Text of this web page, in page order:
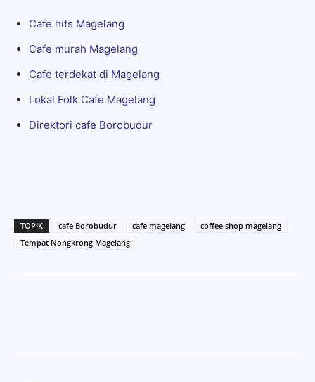
Cafe hits Magelang
Cafe murah Magelang
Cafe terdekat di Magelang
Lokal Folk Cafe Magelang
Direktori cafe Borobudur
TOPIK cafe Borobudur cafe magelang
coffee shop magelang
Tempat Nongkrong Magelang